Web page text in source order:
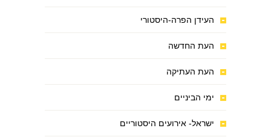
העידן הפרה-היסטורי
העת החדשה
העת העתיקה
ימי הביניים
ישראל- אירועים היסטוריים